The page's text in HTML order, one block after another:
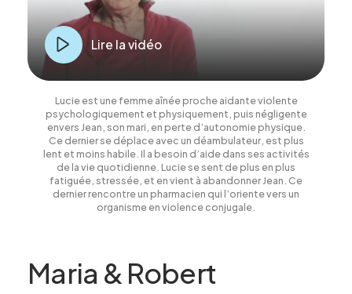
Lire la vidéo
Lucie est une femme aînée proche aidante violente
psychologiquement et physique­ment, puis négligente
envers Jean, son mari, en perte d’autonomie physique.
Ce dernier se déplace avec un déambulateur, est plus
lent et moins habile. Il a besoin d’aide dans ses activités
de la vie quotidienne. Lucie se sent de plus en plus
fatiguée, stressée, et en vient à abandonner Jean. Ce
dernier rencontre un pharmacien qui l’oriente vers un
organisme en violence conjugale.
Maria & Robert